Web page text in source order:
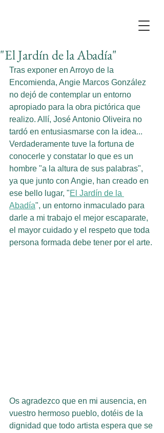
"El Jardín de la Abadía"
Tras exponer en Arroyo de la
Encomienda, Angie Marcos González
no dejó de contemplar un entorno
apropiado para la obra pictórica que
realizo. Allí, José Antonio Oliveira no
tardó en entusiasmarse con la idea...
Verdaderamente tuve la fortuna de
conocerle y constatar lo que es un
hombre "a la altura de sus palabras",
ya que junto con Angie, han creado en
ese bello lugar, "El Jardín de la
Abadía", un entorno inmaculado para
darle a mi trabajo el mejor escaparate,
el mayor cuidado y el respeto que toda
persona formada debe tener por el arte.
Os agradezco que en mi ausencia, en
vuestro hermoso pueblo, dotéis de la
dignidad que todo artista espera que se